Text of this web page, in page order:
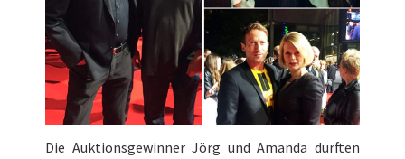
Die Auktionsgewinner Jörg und Amanda durften